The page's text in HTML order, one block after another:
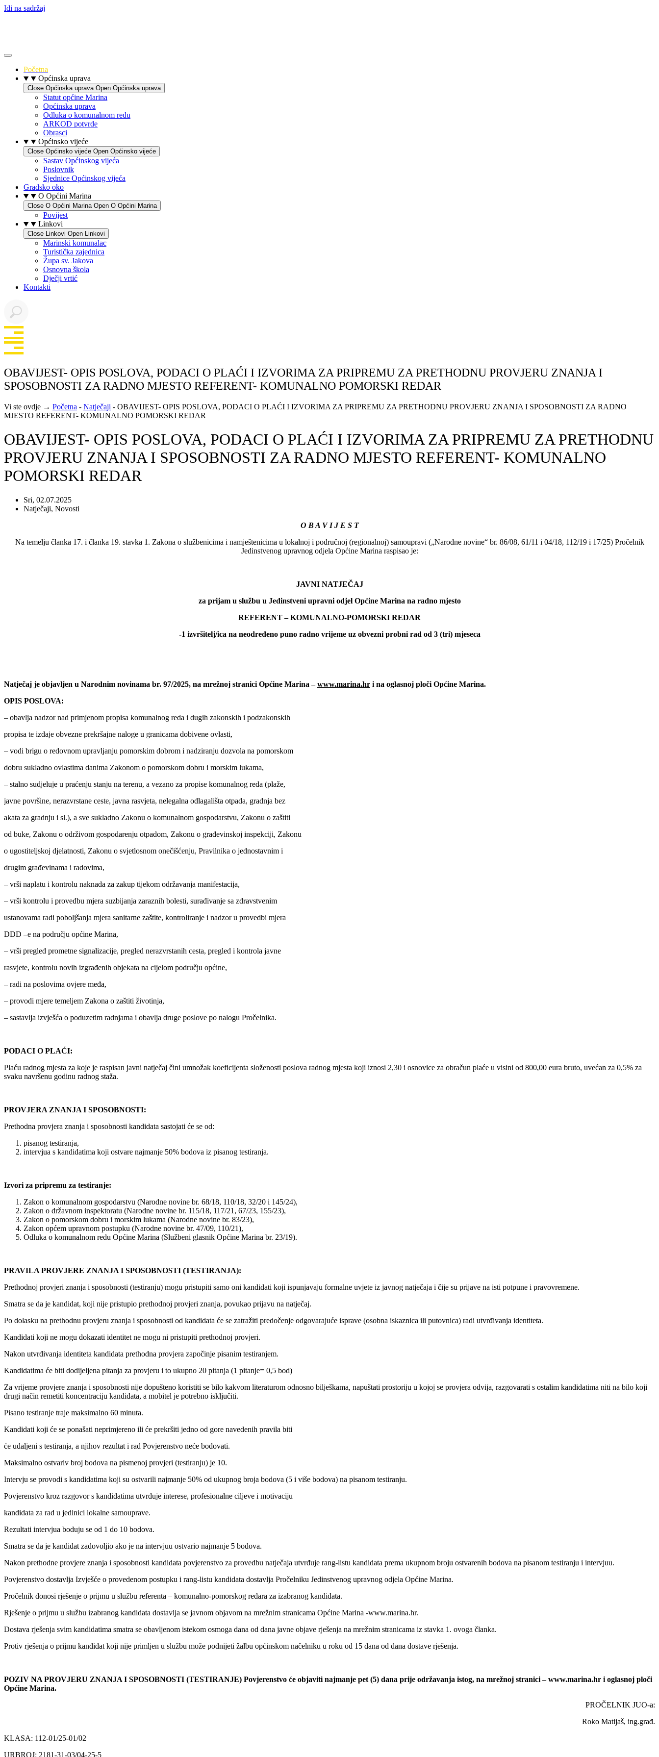
Idi na sadržaj
Početna
Općinska uprava
Close Općinska uprava Open Općinska uprava
Statut općine Marina
Općinska uprava
Odluka o komunalnom redu
ARKOD potvrde
Obrasci
Općinsko vijeće
Close Općinsko vijeće Open Općinsko vijeće
Sastav Općinskog vijeća
Poslovnik
Sjednice Općinskog vijeća
Gradsko oko
O Općini Marina
Close O Općini Marina Open O Općini Marina
Povijest
Linkovi
Close Linkovi Open Linkovi
Marinski komunalac
Turistička zajednica
Župa sv. Jakova
Osnovna škola
Dječji vrtić
Kontakti
OBAVIJEST- OPIS POSLOVA, PODACI O PLAĆI I IZVORIMA ZA PRIPREMU ZA PRETHODNU PROVJERU ZNANJA I
SPOSOBNOSTI ZA RADNO MJESTO REFERENT- KOMUNALNO POMORSKI REDAR
Vi ste ovdje → Početna - Natječaji - OBAVIJEST- OPIS POSLOVA, PODACI O PLAĆI I IZVORIMA ZA PRIPREMU ZA PRETHODNU PROVJERU ZNANJA I SPOSOBNOSTI ZA RADNO
MJESTO REFERENT- KOMUNALNO POMORSKI REDAR
OBAVIJEST- OPIS POSLOVA, PODACI O PLAĆI I IZVORIMA ZA PRIPREMU ZA PRETHODNU
PROVJERU ZNANJA I SPOSOBNOSTI ZA RADNO MJESTO REFERENT- KOMUNALNO
POMORSKI REDAR
Sri, 02.07.2025
Natječaji, Novosti
O B A V I J E S T
Na temelju članka 17. i članka 19. stavka 1. Zakona o službenicima i namještenicima u lokalnoj i područnoj (regionalnoj) samoupravi („Narodne novine“ br. 86/08, 61/11 i 04/18, 112/19 i 17/25) Pročelnik
Jedinstvenog upravnog odjela Općine Marina raspisao je:
JAVNI NATJEČAJ
za prijam u službu u Jedinstveni upravni odjel Općine Marina na radno mjesto
REFERENT – KOMUNALNO-POMORSKI REDAR
-1 izvršitelj/ica na neodređeno puno radno vrijeme uz obvezni probni rad od 3 (tri) mjeseca
Natječaj je objavljen u Narodnim novinama br. 97/2025, na mrežnoj stranici Općine Marina –www.marina.hr i na oglasnoj ploči Općine Marina.
OPIS POSLOVA:
– obavlja nadzor nad primjenom propisa komunalnog reda i dugih zakonskih i podzakonskih
propisa te izdaje obvezne prekršajne naloge u granicama dobivene ovlasti,
– vodi brigu o redovnom upravljanju pomorskim dobrom i nadziranju dozvola na pomorskom
dobru sukladno ovlastima danima Zakonom o pomorskom dobru i morskim lukama,
– stalno sudjeluje u praćenju stanju na terenu, a vezano za propise komunalnog reda (plaže,
javne površine, nerazvrstane ceste, javna rasvjeta, nelegalna odlagališta otpada, gradnja bez
akata za gradnju i sl.), a sve sukladno Zakonu o komunalnom gospodarstvu, Zakonu o zaštiti
od buke, Zakonu o održivom gospodarenju otpadom, Zakonu o građevinskoj inspekciji, Zakonu
o ugostiteljskoj djelatnosti, Zakonu o svjetlosnom onečišćenju, Pravilnika o jednostavnim i
drugim građevinama i radovima,
– vrši naplatu i kontrolu naknada za zakup tijekom održavanja manifestacija,
– vrši kontrolu i provedbu mjera suzbijanja zaraznih bolesti, surađivanje sa zdravstvenim
ustanovama radi poboljšanja mjera sanitarne zaštite, kontroliranje i nadzor u provedbi mjera
DDD –e na području općine Marina,
– vrši pregled prometne signalizacije, pregled nerazvrstanih cesta, pregled i kontrola javne
rasvjete, kontrolu novih izgrađenih objekata na cijelom području općine,
– radi na poslovima ovjere međa,
– provodi mjere temeljem Zakona o zaštiti životinja,
– sastavlja izvješća o poduzetim radnjama i obavlja druge poslove po nalogu Pročelnika.
PODACI O PLAĆI:
Plaću radnog mjesta za koje je raspisan javni natječaj čini umnožak koeficijenta složenosti poslova radnog mjesta koji iznosi 2,30 i osnovice za obračun plaće u visini od 800,00 eura bruto, uvećan za 0,5% za
svaku navršenu godinu radnog staža.
PROVJERA ZNANJA I SPOSOBNOSTI:
Prethodna provjera znanja i sposobnosti kandidata sastojati će se od:
pisanog testiranja,
intervjua s kandidatima koji ostvare najmanje 50% bodova iz pisanog testiranja.
Izvori za pripremu za testiranje:
Zakon o komunalnom gospodarstvu (Narodne novine br. 68/18, 110/18, 32/20 i 145/24),
Zakon o državnom inspektoratu (Narodne novine br. 115/18, 117/21, 67/23, 155/23),
Zakon o pomorskom dobru i morskim lukama (Narodne novine br. 83/23),
Zakon općem upravnom postupku (Narodne novine br. 47/09, 110/21),
Odluka o komunalnom redu Općine Marina (Službeni glasnik Općine Marina br. 23/19).
PRAVILA PROVJERE ZNANJA I SPOSOBNOSTI (TESTIRANJA):
Prethodnoj provjeri znanja i sposobnosti (testiranju) mogu pristupiti samo oni kandidati koji ispunjavaju formalne uvjete iz javnog natječaja i čije su prijave na isti potpune i pravovremene.
Smatra se da je kandidat, koji nije pristupio prethodnoj provjeri znanja, povukao prijavu na natječaj.
Po dolasku na prethodnu provjeru znanja i sposobnosti od kandidata će se zatražiti predočenje odgovarajuće isprave (osobna iskaznica ili putovnica) radi utvrđivanja identiteta.
Kandidati koji ne mogu dokazati identitet ne mogu ni pristupiti prethodnoj provjeri.
Nakon utvrđivanja identiteta kandidata prethodna provjera započinje pisanim testiranjem.
Kandidatima će biti dodijeljena pitanja za provjeru i to ukupno 20 pitanja (1 pitanje= 0,5 bod)
Za vrijeme provjere znanja i sposobnosti nije dopušteno koristiti se bilo kakvom literaturom odnosno bilješkama, napuštati prostoriju u kojoj se provjera odvija, razgovarati s ostalim kandidatima niti na bilo koji
drugi način remetiti koncentraciju kandidata, a mobitel je potrebno isključiti.
Pisano testiranje traje maksimalno 60 minuta.
Kandidati koji će se ponašati neprimjereno ili će prekršiti jedno od gore navedenih pravila biti
će udaljeni s testiranja, a njihov rezultat i rad Povjerenstvo neće bodovati.
Maksimalno ostvariv broj bodova na pismenoj provjeri (testiranju) je 10.
Intervju se provodi s kandidatima koji su ostvarili najmanje 50% od ukupnog broja bodova (5 i više bodova) na pisanom testiranju.
Povjerenstvo kroz razgovor s kandidatima utvrđuje interese, profesionalne ciljeve i motivaciju
kandidata za rad u jedinici lokalne samouprave.
Rezultati intervjua boduju se od 1 do 10 bodova.
Smatra se da je kandidat zadovoljio ako je na intervjuu ostvario najmanje 5 bodova.
Nakon prethodne provjere znanja i sposobnosti kandidata povjerenstvo za provedbu natječaja utvrđuje rang-listu kandidata prema ukupnom broju ostvarenih bodova na pisanom testiranju i intervjuu.
Povjerenstvo dostavlja Izvješće o provedenom postupku i rang-listu kandidata dostavlja Pročelniku Jedinstvenog upravnog odjela Općine Marina.
Pročelnik donosi rješenje o prijmu u službu referenta – komunalno-pomorskog redara za izabranog kandidata.
Rješenje o prijmu u službu izabranog kandidata dostavlja se javnom objavom na mrežnim stranicama Općine Marina -www.marina.hr.
Dostava rješenja svim kandidatima smatra se obavljenom istekom osmoga dana od dana javne objave rješenja na mrežnim stranicama iz stavka 1. ovoga članka.
Protiv rješenja o prijmu kandidat koji nije primljen u službu može podnijeti žalbu općinskom načelniku u roku od 15 dana od dana dostave rješenja.
POZIV NA PROVJERU ZNANJA I SPOSOBNOSTI (TESTIRANJE) Povjerenstvo će objaviti najmanje pet (5) dana prije održavanja istog, na mrežnoj stranici – www.marina.hr i oglasnoj ploči
Općine Marina.
PROČELNIK JUO-a:
Roko Matijaš, ing.građ.
KLASA: 112-01/25-01/02
URBROJ: 2181-31-03/04-25-5